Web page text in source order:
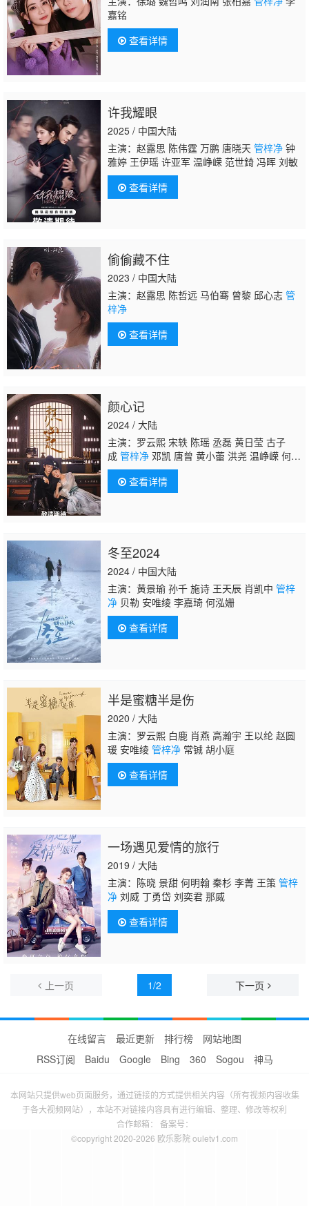
嘉铭
查看详情
许我耀眼
2025 / 中国大陆
主演：赵露思 陈伟霆 万鹏 唐晓天 管梓净钟
雅婷 王伊瑶 许亚军 温峥嵘 范世錡 冯晖 刘敏
查看详情
偷偷藏不住
2023 / 中国大陆
主演：赵露思 陈哲远 马伯骞 曾黎 邱心志 管
梓净
查看详情
颜心记
2024 / 大陆
主演：罗云熙 宋轶 陈瑶 丞磊 黄日莹 古子
成 管梓净邓凯 唐曾 黄小蕾 洪尧 温峥嵘 何中
华 岳跃利 曹卫宇 刘天佐 苑琼丹 王一菲 崔
奕 黄一山
查看详情
冬至2024
2024 / 中国大陆
主演：黄景瑜 孙千 施诗 王天辰 肖凯中 管梓
净贝勒 安唯绫 李嘉琦 何泓姗
查看详情
半是蜜糖半是伤
2020 / 大陆
主演：罗云熙 白鹿 肖燕 高瀚宇 王以纶 赵圆
瑗 安唯绫 管梓净常铖 胡小庭
查看详情
一场遇见爱情的旅行
2019 / 大陆
主演：陈晓 景甜 何明翰 秦杉 李菁 王策 管梓
净刘威 丁勇岱 刘奕君 那威
查看详情
上一页 1/2 下一页
在线留言 最近更新 排行榜
网站地图
RSS订阅
Baidu Google Bing 360 Sogou 神马
本网站只提供web页面服务，通过链接的方式提供相关内容（所有视频内容收集
于各大视频网站），本站不对链接内容具有进行编辑、整理、修改等权利
合作邮箱： 备案号：
©copyright 2020-2026 欧乐影院 ouletv1.com